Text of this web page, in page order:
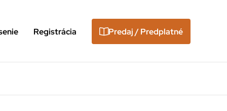
Registrácia Predaj / Predplatné